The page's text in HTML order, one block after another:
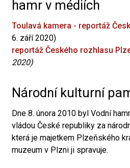
hamr v médiích
Toulavá kamera - reportáž
6. září 2020)
reportáž Českého rozhlasu
2020)
Národní kulturní
Dne 8. února 2010 byl Vodní
vládou České republiky za
která je majetkem Plzeňského
muzeum v Plzni ji spravuje.